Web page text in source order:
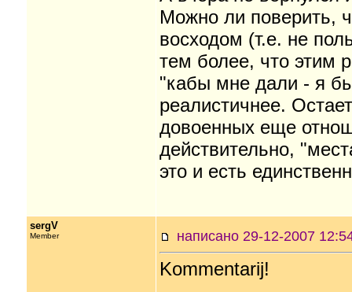
Можно ли поверить,
восходом (т.е. не
тем более, что этим
"кабы мне дали - я
реалистичнее.
довоенных еще
действительно,
это и есть
sergV
Member написано 29-12-2007
Kommentarij!